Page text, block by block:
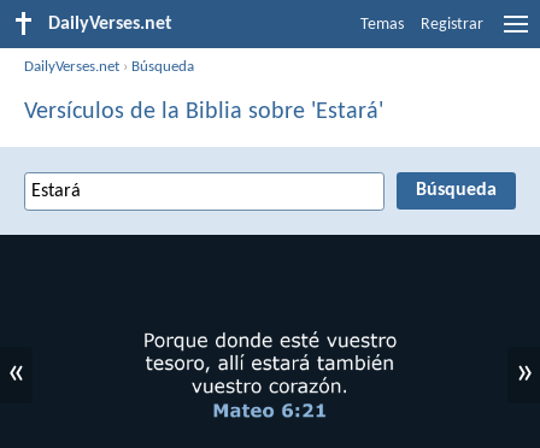
DailyVerses.net Temas Registrar
DailyVerses.net › Búsqueda
Versículos de la Biblia sobre 'Estará'
« »